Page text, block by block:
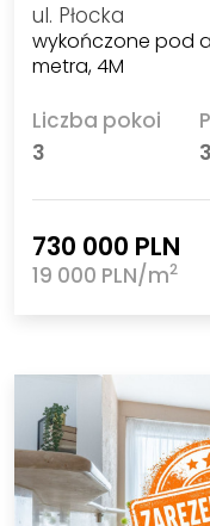
ul. Płocka
wykończone pod
metra, 4M
Liczba pokoi
3
730 000 PLN
19 000 PLN/m2